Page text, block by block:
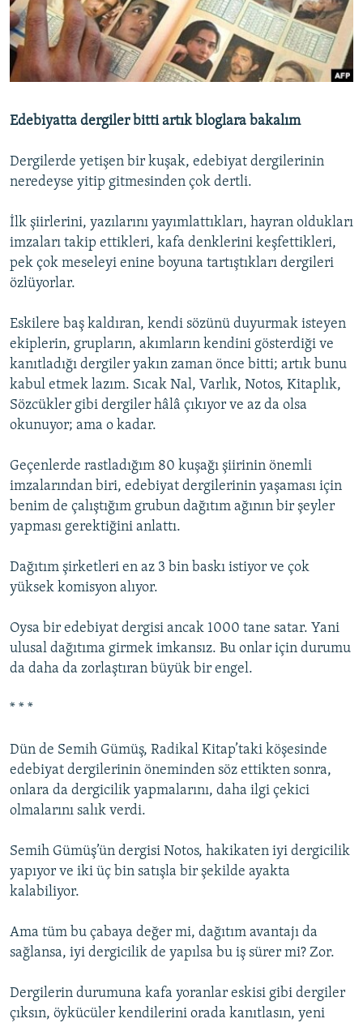
İNFOQRAFIKA
KARIKATURA
AZƏRBAYCAN ƏDƏBIYYATI KITABXANASI
İSLAM VƏ DEMOKRATIYA
İZ - MƏDƏNIYYƏT PROQRAMI
MISSIYAMIZ
PEŞƏ ETIKASI VƏ JURNALISTIKA STANDARTLARIMIZ
MATERIALLARIMIZDAN ISTIFADƏ
BIZIMLƏ ƏLAQƏ
XƏBƏR BÜLLETENLƏRIMIZ
BIZI IZLƏ
Edebiyatta dergiler bitti artık bloglara bakalım
Dergilerde yetişen bir kuşak, edebiyat dergilerinin
neredeyse yitip gitmesinden çok dertli.
İlk şiirlerini, yazılarını yayımlattıkları, hayran oldukları
imzaları takip ettikleri, kafa denklerini keşfettikleri,
pek çok meseleyi enine boyuna tartıştıkları dergileri
özlüyorlar.
Eskilere baş kaldıran, kendi sözünü duyurmak isteyen
ekiplerin, grupların, akımların kendini gösterdiği ve
kanıtladığı dergiler yakın zaman önce bitti; artık bunu
kabul etmek lazım. Sıcak Nal, Varlık, Notos, Kitaplık,
Sözcükler gibi dergiler hâlâ çıkıyor ve az da olsa
okunuyor; ama o kadar.
Geçenlerde rastladığım 80 kuşağı şiirinin önemli
imzalarından biri, edebiyat dergilerinin yaşaması için
benim de çalıştığım grubun dağıtım ağının bir şeyler
yapması gerektiğini anlattı.
Dağıtım şirketleri en az 3 bin baskı istiyor ve çok
yüksek komisyon alıyor.
Oysa bir edebiyat dergisi ancak 1000 tane satar. Yani
ulusal dağıtıma girmek imkansız. Bu onlar için durumu
da daha da zorlaştıran büyük bir engel.
* * *
Dün de Semih Gümüş, Radikal Kitap’taki köşesinde
edebiyat dergilerinin öneminden söz ettikten sonra,
onlara da dergicilik yapmalarını, daha ilgi çekici
olmalarını salık verdi.
Semih Gümüş’ün dergisi Notos, hakikaten iyi dergicilik
yapıyor ve iki üç bin satışla bir şekilde ayakta
kalabiliyor.
Ama tüm bu çabaya değer mi, dağıtım avantajı da
sağlansa, iyi dergicilik de yapılsa bu iş sürer mi? Zor.
Dergilerin durumuna kafa yoranlar eskisi gibi dergiler
çıksın, öykücüler kendilerini orada kanıtlasın, yeni